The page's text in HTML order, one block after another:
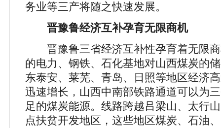
务业等三产将随之快速发展。
晋豫鲁经济互补孕育无限商机
晋豫鲁三省经济互补性孕育着无限商
的电力、钢铁、石化基地对山西煤炭的
东泰安、莱芜、青岛、日照等地区经济
迅速增长，山西中南部铁路通道可以为
足的煤炭能源。线路跨越吕梁山、太行
点扶贫开发地区，这些地区煤炭、石油